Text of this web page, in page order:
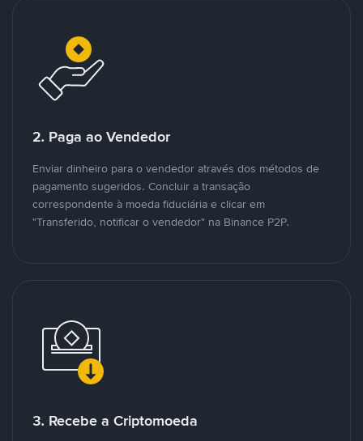
2. Paga ao Vendedor
Enviar dinheiro para o vendedor através dos métodos de
pagamento sugeridos. Concluir a transação
correspondente à moeda fiduciária e clicar em
"Transferido, notificar o vendedor" na Binance P2P.
3. Recebe a Criptomoeda